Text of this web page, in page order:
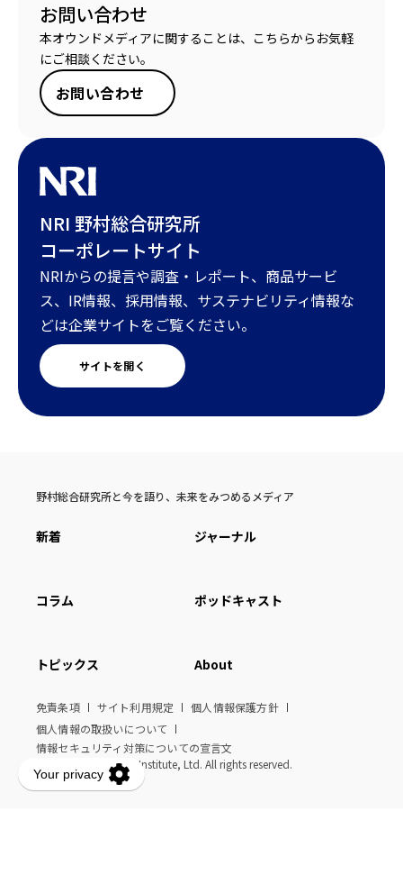
お問い合わせ
本オウンドメディアに関することは、こちらからお気軽
にご相談ください。
お問い合わせ
NRI 野村総合研究所
コーポレートサイト
NRIからの提言や調査・レポート、商品サービ
ス、IR情報、採用情報、サステナビリティ情報な
どは企業サイトをご覧ください。
サイトを開く
野村総合研究所と今を語り、未来をみつめるメディア
新着 ジャーナル
コラム ポッドキャスト
トピックス About
免責条項 サイト利用規定
個人情報保護方針
個人情報の取扱いについて
情報セキュリティ対策についての宣言文
© Nomura Research Institute, Ltd. All rights reserved.